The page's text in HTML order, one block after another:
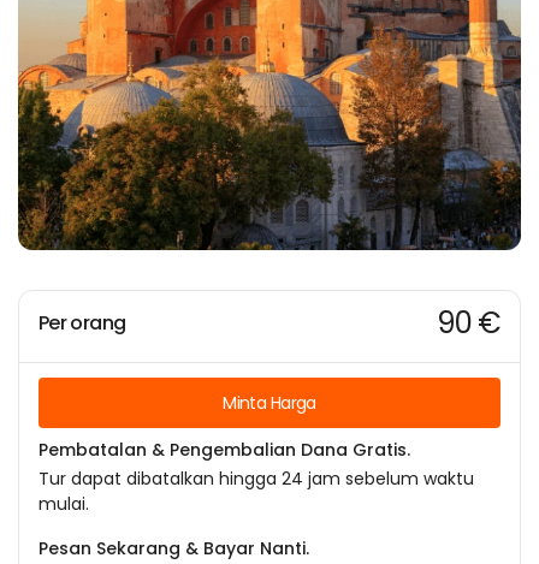
Per orang 90 €
Minta Harga
Pembatalan & Pengembalian Dana Gratis.
Tur dapat dibatalkan hingga 24 jam sebelum waktu
mulai.
Pesan Sekarang & Bayar Nanti.